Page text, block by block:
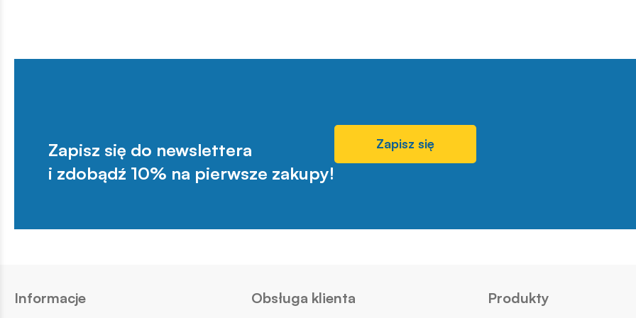
Zapisz się do newslettera
i zdobądź 10% na pierwsze zakupy!
Zapisz się
Informacje Obsługa klienta Produkty